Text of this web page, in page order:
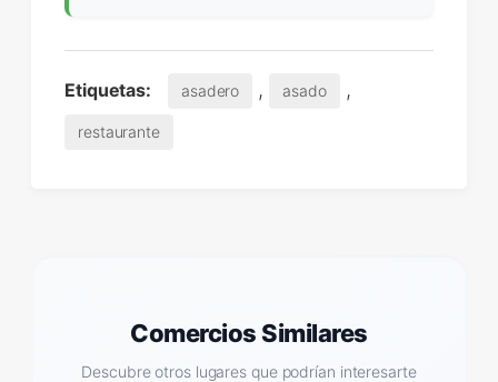
Etiquetas: asadero , asado ,
restaurante
Comercios Similares
Descubre otros lugares que podrían interesarte